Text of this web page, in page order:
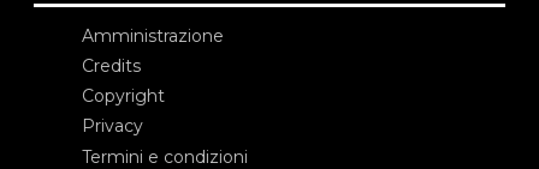
Amministrazione
Credits
Copyright
Privacy
Termini e condizioni